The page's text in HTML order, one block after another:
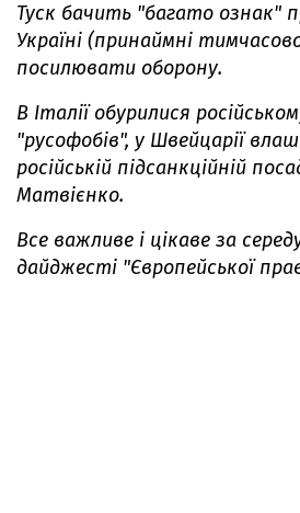
Туск бачить "багато ознак"
Україні (принаймні
посилювати оборону.
В Італії обурилися
"русофобів", у Швейцарії
російській підсанкційній
Матвієнко.
Все важливе і цікаве за
дайджесті "Європейської